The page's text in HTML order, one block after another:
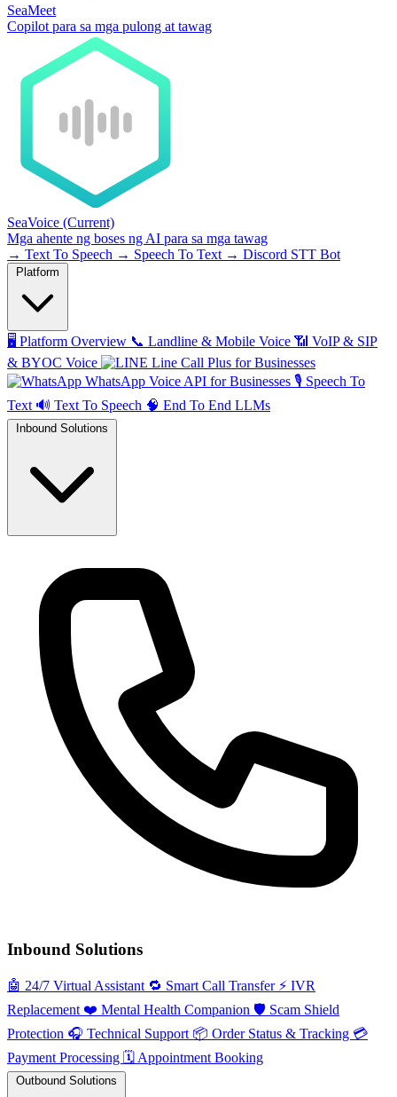
SeaMeet
Copilot para sa mga pulong at tawag
SeaVoice (Current)
Mga ahente ng boses ng AI para sa mga tawag
→ Text To Speech → Speech To Text → Discord STT Bot
🖥️ Platform Overview 📞 Landline & Mobile Voice 📶 VoIP & SIP
& BYOC Voice
Line Call Plus for Businesses
WhatsApp Voice API for Businesses 🎙️ Speech To
Text 🔊 Text To Speech 🧠 End To End LLMs
Inbound Solutions
🤖 24/7 Virtual Assistant 🔁 Smart Call Transfer ⚡️ IVR
Replacement ❤️ Mental Health Companion 🛡️ Scam Shield
Protection 🎧 Technical Support 📦 Order Status & Tracking 💳
Payment Processing 🗓️ Appointment Booking